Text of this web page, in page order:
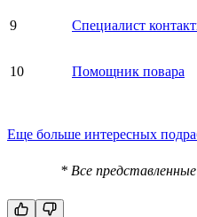
9 Специалист
10 Помощник повара
Еще больше интересных
* Все